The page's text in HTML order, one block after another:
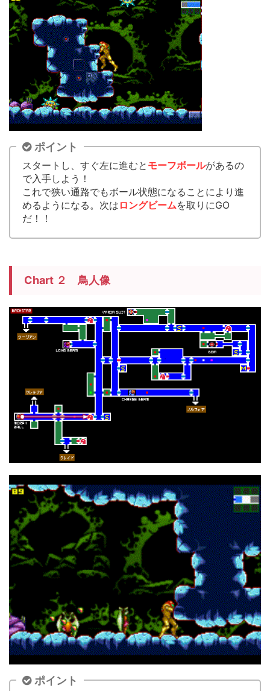
ポイント
スタートし、すぐ左に進むと モーフボールがあるの
で入手しよう！
これで狭い通路でもボール状態になることにより進
めるようになる。次は ロングビームを取りにGO
だ！！
Chart ２ 鳥人像
ポイント